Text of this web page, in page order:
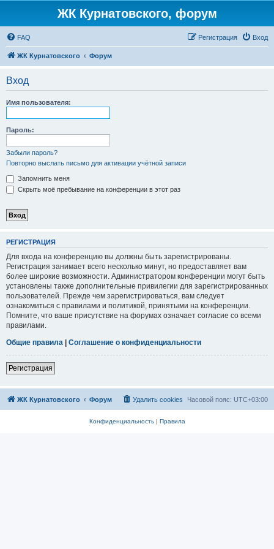
ЖК Курнатовского, форум
FAQ Вход
Регистрация
ЖК Курнатовского Форум
Вход
Имя пользователя:
Пароль:
Забыли пароль?
Повторно выслать письмо для активации учётной записи
Запомнить меня
Скрыть моё пребывание на конференции в этот раз
РЕГИСТРАЦИЯ
Для входа на конференцию вы должны быть зарегистрированы.
Регистрация занимает всего несколько минут, но предоставляет вам
более широкие возможности. Администратором конференции могут быть
установлены также дополнительные привилегии для зарегистрированных
пользователей. Прежде чем зарегистрироваться, вам следует
ознакомиться с правилами и политикой, принятыми на конференции.
Помните, что ваше присутствие на форумах означает согласие со всеми
правилами.
Общие правила | Соглашение о конфиденциальности
Регистрация
ЖК Курнатовского Форум Часовой пояс: UTC+03:00
Удалить cookies
Конфиденциальность| Правила